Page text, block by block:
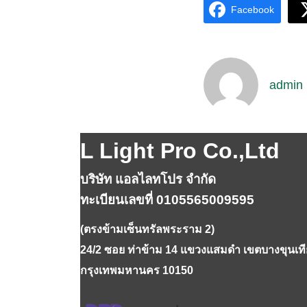
Facebook
admin
L Light Pro Co.,Ltd
บริษัท แอลไลทโปร จำกัด
ทะเบียนเลขที่ 0105565009595
(ตรงข้ามเซ็นทรัลพระราม 2)
24/2 ซอย ท่าข้าม 14 แขวงแสมดำ เขตบางขุนเ
กรุงเทพมหานคร 10150